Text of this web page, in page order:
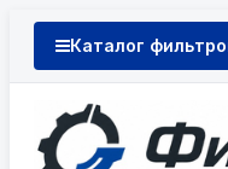
Каталог